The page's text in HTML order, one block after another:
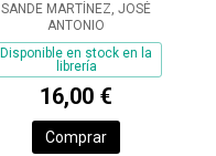
MUJERES
MALTRATADAS
SANDE MARTÍNEZ, JOSÉ
ANTONIO
Disponible en stock en la
librería
16,00 €
Comprar